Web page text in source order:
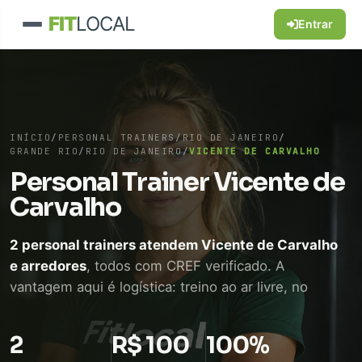
FITLOCAL Entrar
INÍCIO / PERSONAL TRAINERS/RIO DE JANEIRO /
GRANDE RIO / RIO DE JANEIRO/VICENTE DE CARVALHO
Personal Trainer Vicente de
Carvalho
2 personal trainers atendem Vicente de Carvalho
e arredores, todos com CREF verificado. A
vantagem aqui é logística: treino ao ar livre, no
condomínio ou em academia próxima, sem perder
tempo de deslocamento. WhatsApp direto, sem
intermediário.
2 R$ 100 100%